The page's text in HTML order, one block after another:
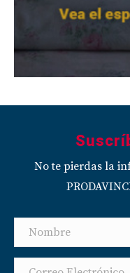
No te pierdas la